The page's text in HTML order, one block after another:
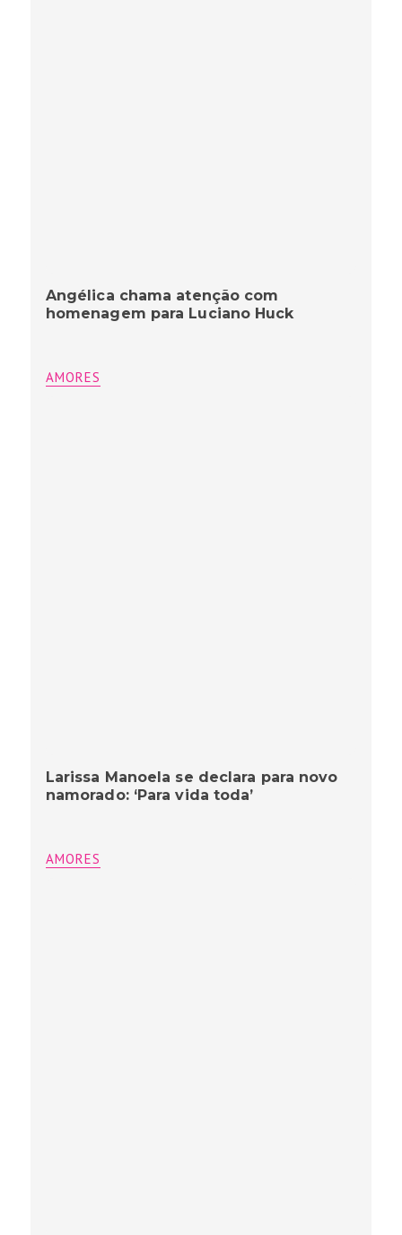
Angélica chama atenção com
homenagem para Luciano Huck
AMORES
Larissa Manoela se declara para novo
namorado: ‘Para vida toda’
AMORES